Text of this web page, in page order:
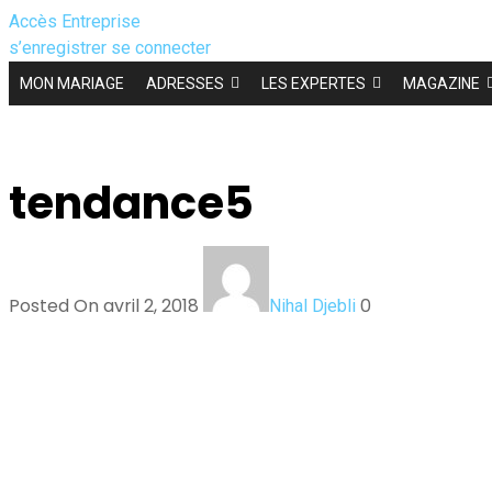
Accès Entreprise
s’enregistrer se connecter
MON MARIAGE ADRESSES LES EXPERTES MAGAZINE
tendance5
Posted On avril 2, 2018 Nihal Djebli 0